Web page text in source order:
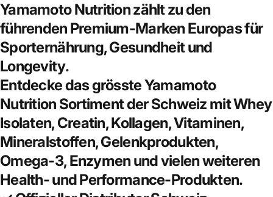
Yamamoto Nutrition zählt zu den
führenden Premium-Marken Europas für
Sporternährung, Gesundheit und
Longevity.
Entdecke das grösste Yamamoto
Nutrition Sortiment der Schweiz mit Whey
Isolaten, Creatin, Kollagen, Vitaminen,
Mineralstoffen, Gelenkprodukten,
Omega-3, Enzymen und vielen weiteren
Health- und Performance-Produkten.